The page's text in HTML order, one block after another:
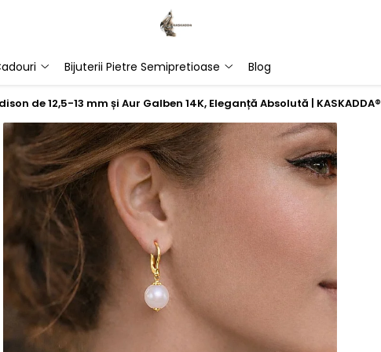
Bijuterii Pietre Semipretioase Blog
de 12,5-13 mm și Aur Galben 14K, Eleganță Absolută | KASKADDA®